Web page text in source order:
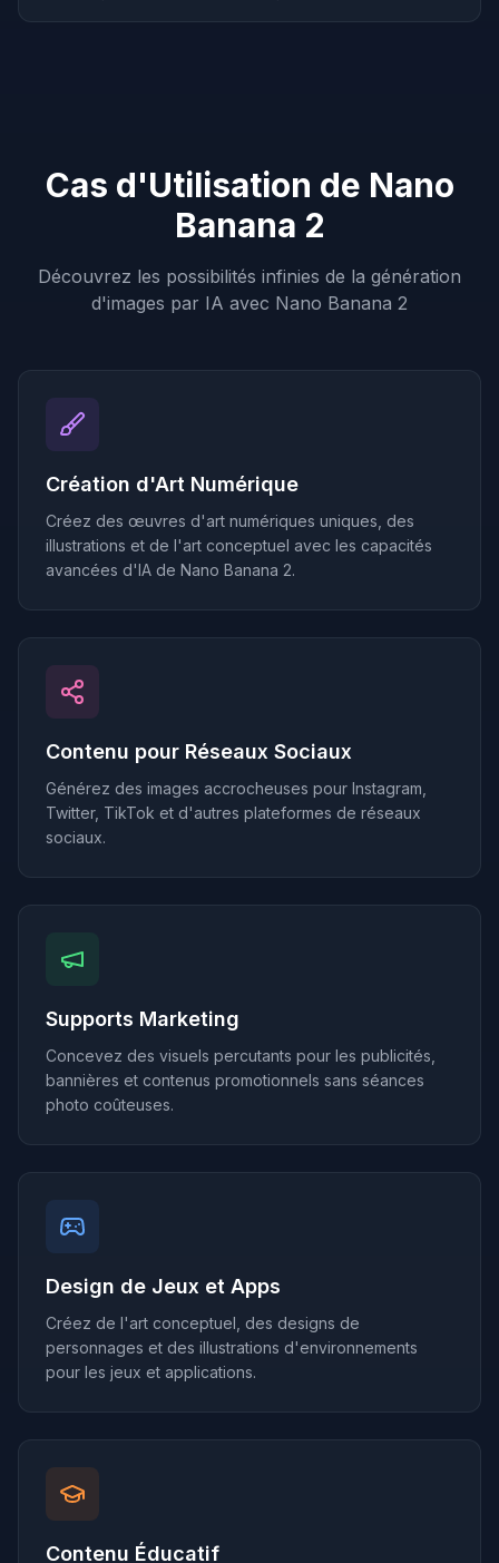
Cas d'Utilisation de Nano
Banana 2
Découvrez les possibilités infinies de la génération
d'images par IA avec Nano Banana 2
Création d'Art Numérique
Créez des œuvres d'art numériques uniques, des
illustrations et de l'art conceptuel avec les capacités
avancées d'IA de Nano Banana 2.
Contenu pour Réseaux Sociaux
Générez des images accrocheuses pour Instagram,
Twitter, TikTok et d'autres plateformes de réseaux
sociaux.
Supports Marketing
Concevez des visuels percutants pour les publicités,
bannières et contenus promotionnels sans séances
photo coûteuses.
Design de Jeux et Apps
Créez de l'art conceptuel, des designs de
personnages et des illustrations d'environnements
pour les jeux et applications.
Contenu Éducatif